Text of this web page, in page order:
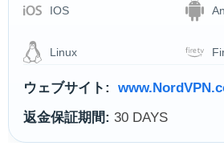
IOS
Linux
ウェブサイト:
返金保証期間: 30 DAYS